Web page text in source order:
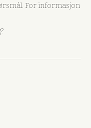
For informasjon